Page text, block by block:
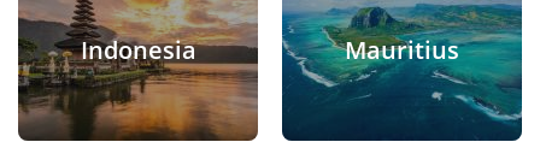
Indonesia Mauritius